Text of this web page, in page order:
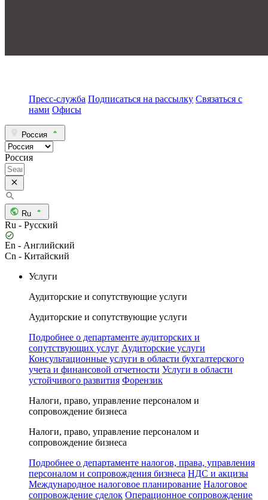
Пресс-служба Подписаться на рассылку Связаться с
нами Офисы
Россия
Россия
Ru
Ru - Русский
En - Английский
Cn - Китайский
Услуги
Аудиторские и сопутствующие услуги
Аудиторские и сопутствующие услуги
Подробнее о департаменте аудиторских и
сопутствующих услуг Аудиторские услуги
Консультационные услуги в области бухгалтерского
учета и финансовой отчетности Услуги в области
устойчивого развития Форензик
Налоги, право, управление персоналом и
сопровождение бизнеса
Налоги, право, управление персоналом и
сопровождение бизнеса
Подробнее о департаменте налогов, права, управления
персоналом и сопровождения бизнеса НДС и акцизы
Международное налоговое планирование Налоговое
сопровождение сделок Операционное сопровождение